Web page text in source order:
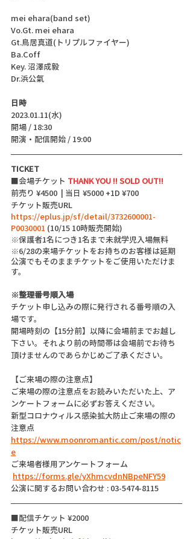
mei ehara(band set)
Vo.Gt. mei ehara
Gt.鳥居真道(トリプルファイヤー)
Ba.Coff
Key. 沼澤成毅
Dr.浜公氣
日時
2023.01.11(水)
開場 / 18:30
開演・配信開始 / 19:00
TICKET
■会場チケット THANK YOU !! SOLD OUT!!
前売り ¥4500  | 当日 ¥5000 +1D ¥700
チケット販売URL
https://eplus.jp/sf/detail/3732600001-
P0030001 (10/15 10時販売開始)
※保護者1名につき1名まで未就学児入場無料
※6/28の来場チケットをお持ちのお客様は延期
公演でもそのままチケットをご使用いただけま
す。
※整理番号順入場
チケット申し込みの際に発行される番号順の入
場です。
開場時刻の【15分前】以降に会場前までお越し
下さい。それより前の時間帯は会場前でお待ち
頂けませんのであらかじめご了承ください。
【ご来場の際の注意点】
ご来場の際の注意点をお読みいただいた上、ア
ンケートフォームに必ずお答えください。
新型コロナウィルス感染拡大防止ご来場の際の
注意点
https://www.moonromantic.com/post/notic
e
ご来場者様用アンケートフォーム
https://forms.gle/yXhmcvdnNBpeNFY59
公演に関するお問い合わせ : 03-5474-8115
■配信チケット ¥2000
チケット販売URL